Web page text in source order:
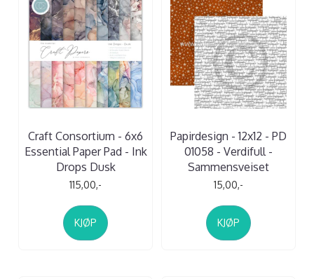
Craft Consortium - 6x6
Essential Paper Pad - Ink
Drops Dusk
115,00,-
KJØP
Papirdesign - 12x12 - PD
01058 - Verdifull -
Sammensveiset
15,00,-
KJØP